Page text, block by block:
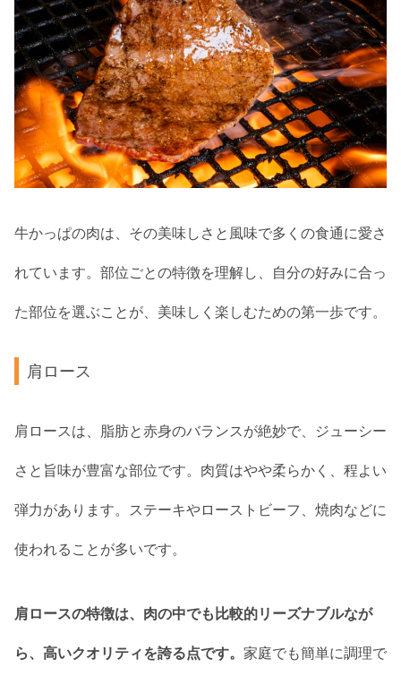
牛かっぱの肉は、その美味しさと風味で多くの食通に愛さ
れています。部位ごとの特徴を理解し、自分の好みに合っ
た部位を選ぶことが、美味しく楽しむための第一歩です。
肩ロース
肩ロースは、脂肪と赤身のバランスが絶妙で、ジューシー
さと旨味が豊富な部位です。肉質はやや柔らかく、程よい
弾力があります。ステーキやローストビーフ、焼肉などに
使われることが多いです。
肩ロースの特徴は、肉の中でも比較的リーズナブルなが
ら、高いクオリティを誇る点です。 家庭でも簡単に調理で